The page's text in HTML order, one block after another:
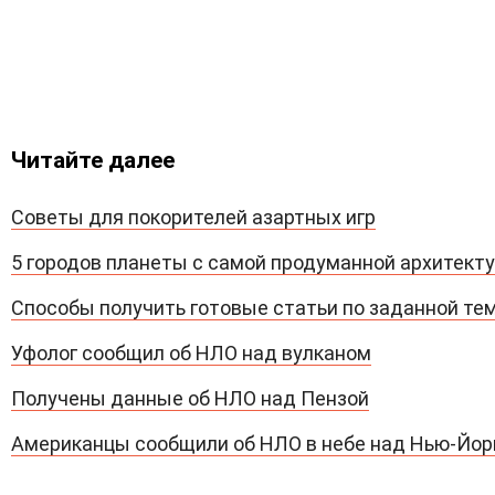
Читайте далее
Советы для покорителей азартных игр
5 городов планеты с самой продуманной
Способы получить готовые статьи по заданной
Уфолог сообщил об НЛО над вулканом
Получены данные об НЛО над Пензой
Американцы сообщили об НЛО в небе над Нью-